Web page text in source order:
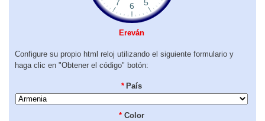
Ereván
Configure su propio html reloj utilizando el siguiente formulario y
haga clic en "Obtener el código" botón:
* País
* Color